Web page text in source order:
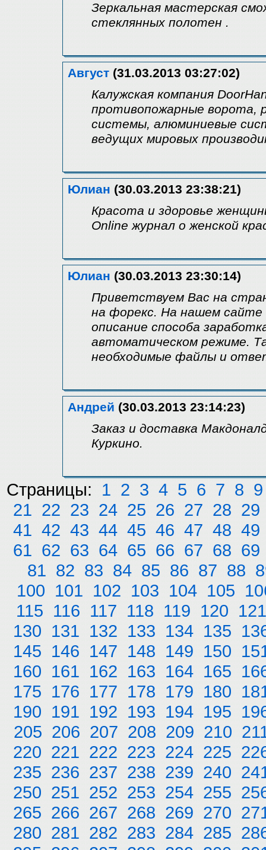
Зеркальная мастерская
стеклянных полотен .
Август (31.03.2013 03:27:02)
Калужская компания
противопожарные ворота,
системы, алюминиевые
ведущих мировых
Юлиан (30.03.2013 23:38:21)
Красота и здоровье
Online журнал о женской
Юлиан (30.03.2013 23:30:14)
Приветствуем Вас на
на форекс. На нашем
описание способа
автоматическом режиме.
необходимые файлы и
Андрей (30.03.2013 23:14:23)
Заказ и доставка
Куркино.
Страницы: 1 2 3 4 5 6 7 8 9
21 22 23 24 25 26 27 28 29
41 42 43 44 45 46 47 48 49
61 62 63 64 65 66 67 68 69
81 82 83 84 85 86 87 88
100 101 102 103 104 105
115 116 117 118 119 120 121
130 131 132 133 134 135
145 146 147 148 149 150
160 161 162 163 164 165
175 176 177 178 179 180
190 191 192 193 194 195
205 206 207 208 209 210
220 221 222 223 224 225
235 236 237 238 239 240
250 251 252 253 254 255
265 266 267 268 269 270
280 281 282 283 284 285